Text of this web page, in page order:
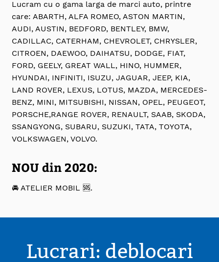
Lucram cu o gama larga de marci auto, printre
care: ABARTH, ALFA ROMEO, ASTON MARTIN,
AUDI, AUSTIN, BEDFORD, BENTLEY, BMW,
CADILLAC, CATERHAM, CHEVROLET, CHRYSLER,
CITROEN, DAEWOO, DAIHATSU, DODGE, FIAT,
FORD, GEELY, GREAT WALL, HINO, HUMMER,
HYUNDAI, INFINITI, ISUZU, JAGUAR, JEEP, KIA,
LAND ROVER, LEXUS, LOTUS, MAZDA, MERCEDES-
BENZ, MINI, MITSUBISHI, NISSAN, OPEL, PEUGEOT,
PORSCHE,RANGE ROVER, RENAULT, SAAB, SKODA,
SSANGYONG, SUBARU, SUZUKI, TATA, TOYOTA,
VOLKSWAGEN, VOLVO.
NOU din 2020:
🚘 ATELIER MOBIL 🆘.
Lucrari: deblocari